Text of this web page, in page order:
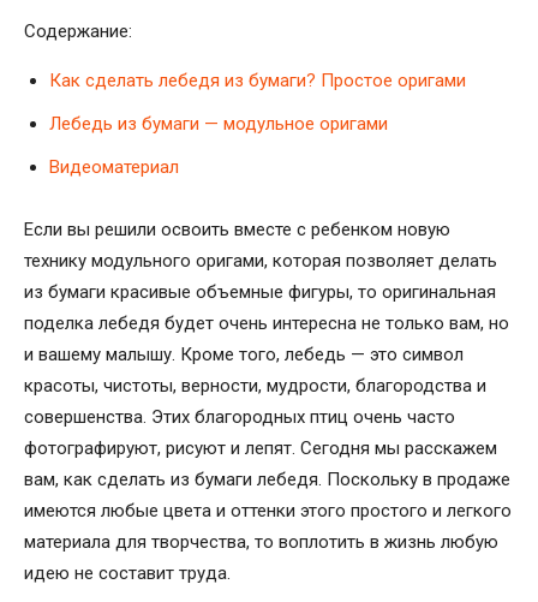
Содержание:
Как сделать лебедя из бумаги? Простое оригами
Лебедь из бумаги — модульное оригами
Видеоматериал
Если вы решили освоить вместе с ребенком новую
технику модульного оригами, которая позволяет делать
из бумаги красивые объемные фигуры, то оригинальная
поделка лебедя будет очень интересна не только вам, но
и вашему малышу. Кроме того, лебедь — это символ
красоты, чистоты, верности, мудрости, благородства и
совершенства. Этих благородных птиц очень часто
фотографируют, рисуют и лепят. Сегодня мы расскажем
вам, как сделать из бумаги лебедя. Поскольку в продаже
имеются любые цвета и оттенки этого простого и легкого
материала для творчества, то воплотить в жизнь любую
идею не составит труда.